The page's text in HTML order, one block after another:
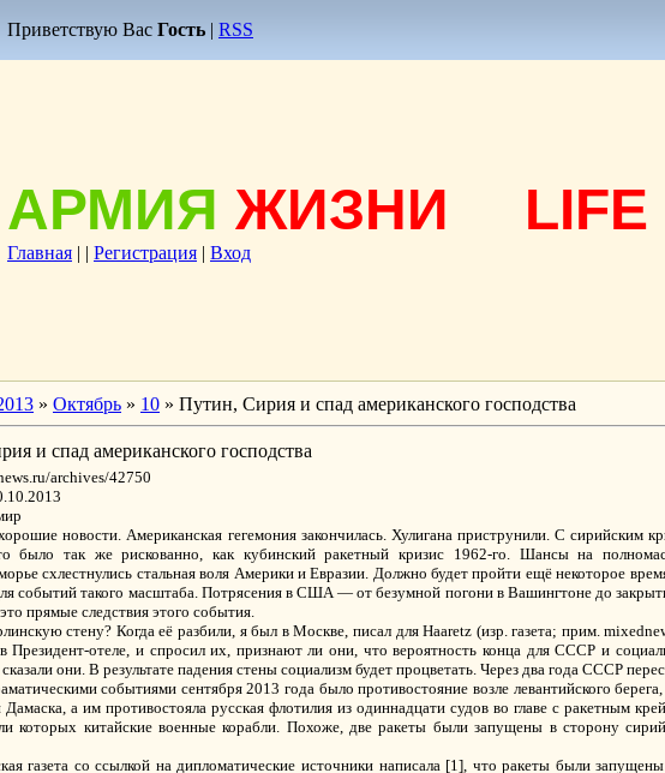
Приветствую Вас Гость | RSS
АРМИЯ ЖИЗНИ LIFE
Главная | | Регистрация | Вход
» Октябрь » 10 » Путин, Сирия и спад американского господства
и спад американского господства
archives/42750
новости. Американская гегемония закончилась. Хулигана приструнили. С сирийским
было так же рискованно, как кубинский ракетный кризис 1962-го. Шансы на
схлестнулись стальная воля Америки и Евразии. Должно будет пройти ещё некоторое
событий такого масштаба. Потрясения в США — от безумной погони в Вашингтоне до
прямые следствия этого события.
стену? Когда её разбили, я был в Москве, писал для Haaretz (изр. газета; прим.
Президент-отеле, и спросил их, признают ли они, что вероятность конца для СССР и
они. В результате падения стены социализм будет процветать. Через два года СССР
событиями сентября 2013 года было противостояние возле левантийского
Дамаска, а им противостояла русская флотилия из одиннадцати судов во главе с ракетным
которых китайские военные корабли. Похоже, две ракеты были запущены в сторону
газета со ссылкой на дипломатические источники написала [1], что ракеты были